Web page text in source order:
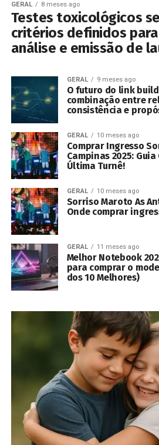
GERAL 8 meses ago
Testes toxicológicos
critérios definidos
análise e emissão de
GERAL 9 meses ago
O futuro do link
combinação entre
consistência e
GERAL 10 meses ago
Comprar Ingresso
Campinas 2025:
Última Turnê!
GERAL 10 meses ago
Sorriso Maroto As
Onde comprar
GERAL 11 meses ago
Melhor Notebook
para comprar o
dos 10 Melhores)